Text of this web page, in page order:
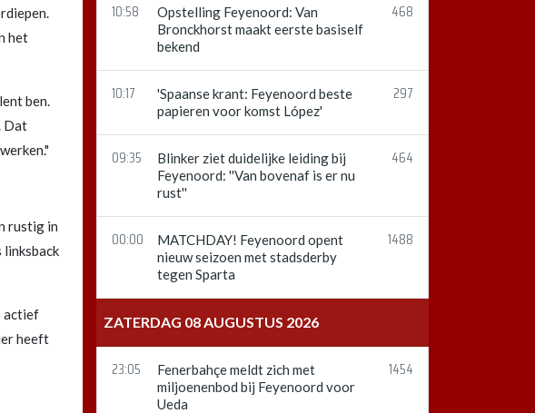
het
ben.
Dat
rustig in
linksback
actief
heeft
10:58
Opstelling Feyenoord: Van
Bronckhorst maakt eerste basiself
bekend
468
10:17
'Spaanse krant: Feyenoord beste
papieren voor komst López'
297
09:35
Blinker ziet duidelijke leiding bij
Feyenoord: ''Van bovenaf is er nu
rust''
464
00:00
MATCHDAY! Feyenoord opent
nieuw seizoen met stadsderby
tegen Sparta
1488
ZATERDAG 08 AUGUSTUS 2026
23:05
Fenerbahçe meldt zich met
miljoenenbod bij Feyenoord voor
Ueda
1454